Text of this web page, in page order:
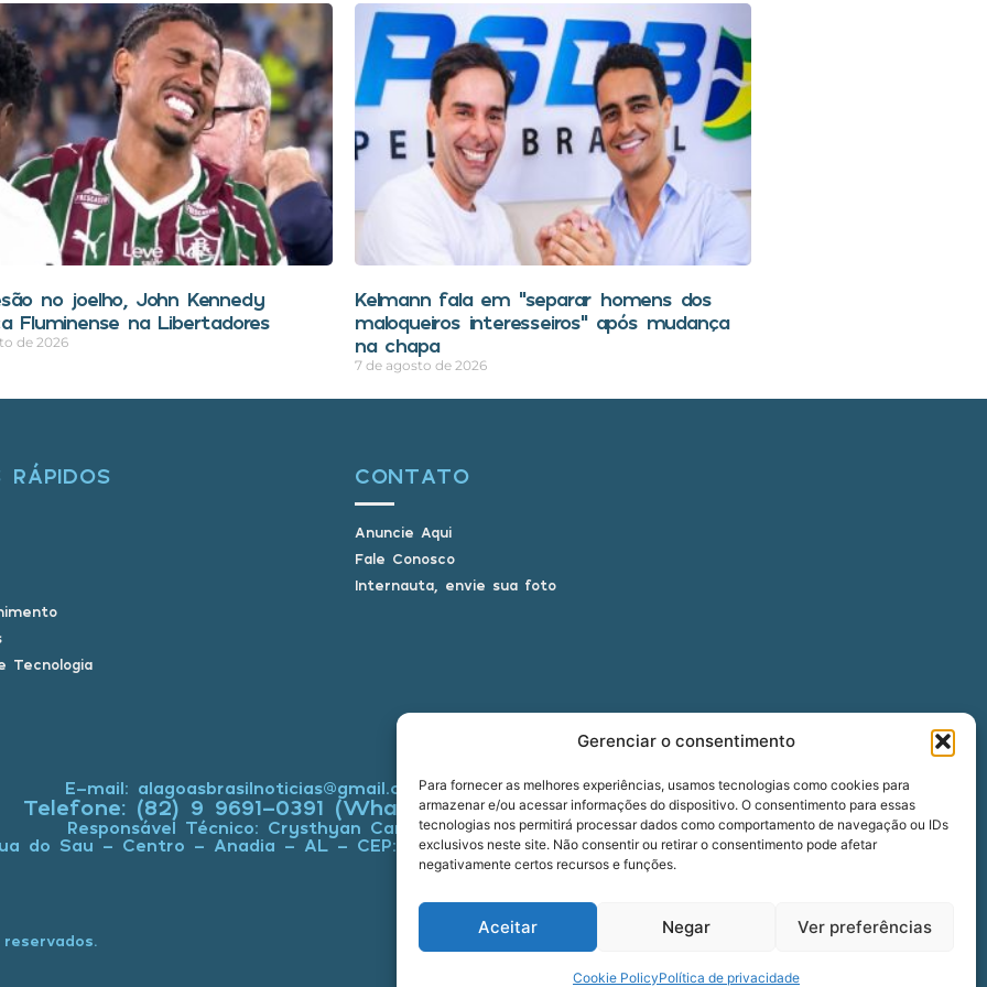
Gerenciar o consentimento
Para fornecer as melhores experiências, usamos tecnologias como cookies para
armazenar e/ou acessar informações do dispositivo. O consentimento para essas
tecnologias nos permitirá processar dados como comportamento de navegação ou IDs
exclusivos neste site. Não consentir ou retirar o consentimento pode afetar
negativamente certos recursos e funções.
Aceitar Negar Ver preferências
Cookie PolicyPolítica de privacidade
no joelho, John Kennedy
Fluminense na Libertadores
de 2026
Kelmann fala em “separar homens dos
maloqueiros interesseiros” após mudança
na chapa
7 de agosto de 2026
RÁPIDOS
Tecnologia
CONTATO
Anuncie Aqui
Fale Conosco
Internauta, envie sua foto
E-mail: alagoasbrasilnoticias@gmail.com
Telefone: (82) 9 9691-0391 (Whatsapp)
Responsável Técnico: Crysthyan Carlos
do Sau - Centro - Anadia - AL - CEP: 57660-000
fiveagência